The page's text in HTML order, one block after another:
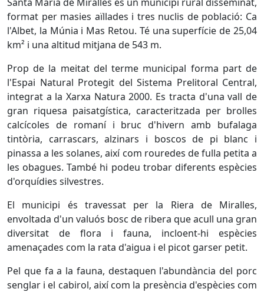
format per masies aïllades i tres nuclis de població: Ca
l'Albet, la Múnia i Mas Retou. Té una superfície de 25,04
km² i una altitud mitjana de 543 m.
Prop de la meitat del terme municipal forma part de
l'Espai Natural Protegit del Sistema Prelitoral Central,
integrat a la Xarxa Natura 2000. Es tracta d'una vall de
gran riquesa paisatgística, caracteritzada per brolles
calcícoles de romaní i bruc d'hivern amb bufalaga
tintòria, carrascars, alzinars i boscos de pi blanc i
pinassa a les solanes, així com rouredes de fulla petita a
les obagues. També hi podeu trobar diferents espècies
d'orquídies silvestres.
El municipi és travessat per la Riera de Miralles,
envoltada d'un valuós bosc de ribera que acull una gran
diversitat de flora i fauna, incloent-hi espècies
amenaçades com la rata d'aigua i el picot garser petit.
Pel que fa a la fauna, destaquen l'abundància del porc
senglar i el cabirol, així com la presència d'espècies com